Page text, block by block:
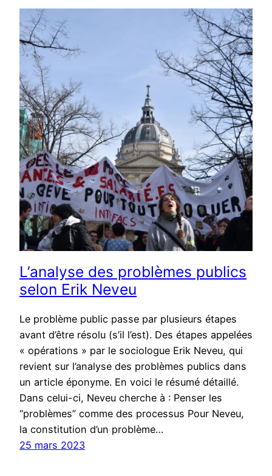
L’analyse des problèmes publics
selon Erik Neveu
Le problème public passe par plusieurs étapes
avant d’être résolu (s’il l’est). Des étapes appelées
« opérations » par le sociologue Erik Neveu, qui
revient sur l’analyse des problèmes publics dans
un article éponyme. En voici le résumé détaillé.
Dans celui-ci, Neveu cherche à : Penser les
“problèmes” comme des processus Pour Neveu,
la constitution d’un problème…
25 mars 2023